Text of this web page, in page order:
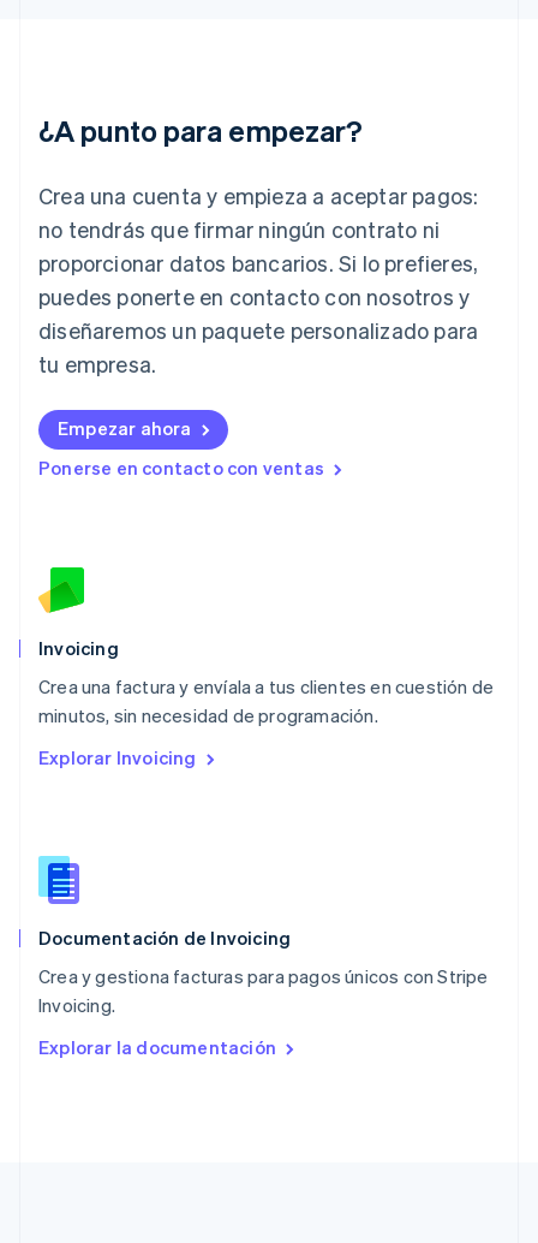
¿A punto para empezar?
Crea una cuenta y empieza a aceptar pagos:
no tendrás que firmar ningún contrato ni
proporcionar datos bancarios. Si lo prefieres,
puedes ponerte en contacto con nosotros y
diseñaremos un paquete personalizado para
tu empresa.
Empezar ahora
Ponerse en contacto con ventas
Invoicing
Crea una factura y envíala a tus clientes en cuestión de
minutos, sin necesidad de programación.
Explorar Invoicing
Documentación de Invoicing
Crea y gestiona facturas para pagos únicos con Stripe
Invoicing.
Explorar la documentación
English
Irlanda
Italia
ItalianoEnglish
Japón
日本語
Letonia
English
DeutschEnglish
English
Luxemburgo
FrançaisDeutschEnglish
English
México
Noruega
English
Nueva Zelanda
English
NederlandsEnglish
Português
RAE de Hong Kong, China
Reino Unido
República Checa
English
English